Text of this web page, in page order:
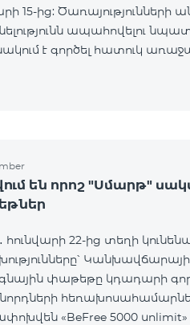
15-ից:
ապահովելու
է գործել հատուկ
են որոշ "Սմարթ"
հունվարի 22-ից տեղի
փաթեթը կդադարի
«BeFree 5000